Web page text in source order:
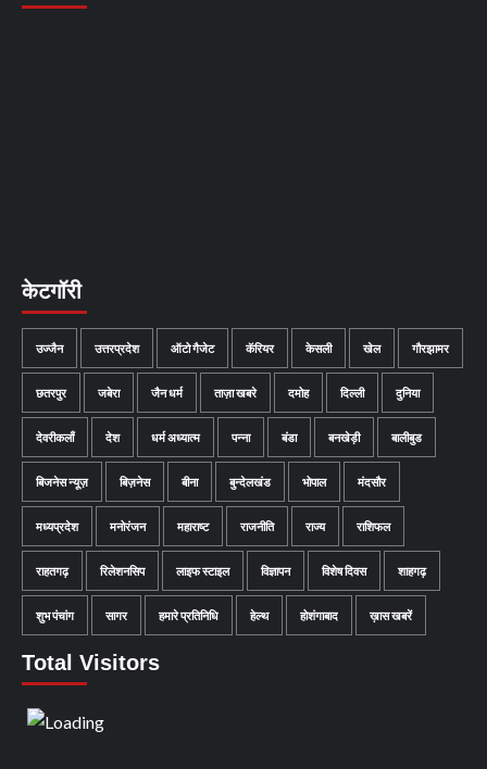
केटगॉरी
उज्जैन उत्तरप्रदेश ऑटो गैजेट कॅरियर केसली खेल गौरझामर
छतरपुर जबेरा जैन धर्म ताज़ा खबरे दमोह दिल्ली दुनिया
देवरीकलाँ देश धर्म अध्यात्म पन्ना बंडा बनखेड़ी बालीबुड
बिजनेस न्यूज़ बिज़नेस बीना बुन्देलखंड भोपाल मंदसौर
मध्यप्रदेश मनोरंजन महाराष्ट राजनीति राज्य राशिफल
राहतगढ़ रिलेशनसिप लाइफ स्टाइल विज्ञापन विशेष दिवस शाहगढ़
शुभ पंचांग सागर हमारे प्रतिनिधि हेल्थ होशंगाबाद ख़ास खबरें
Total Visitors